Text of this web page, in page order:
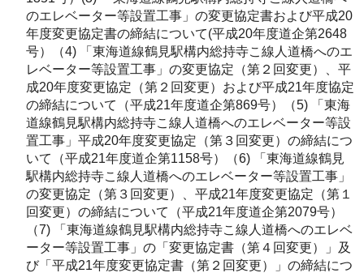
のエレベーター等設置工事」の変更協定書および平成20
年度変更協定書の締結について(平成20年度道企第2648
号）（4) 「東海道線鶴見駅構内総持寺こ線人道橋へのエ
レベーター等設置工事」の変更協定（第２回変更）、平
成20年度変更協定（第２回変更）および平成21年度協定
の締結について（平成21年度道企第869号）（5) 「東海
道線鶴見駅構内総持寺こ線人道橋へのエレベーター等設
置工事」平成20年度変更協定（第３回変更）の締結につ
いて（平成21年度道企第1158号）（6) 「東海道線鶴見
駅構内総持寺こ線人道橋へのエレベーター等設置工事」
の変更協定（第３回変更）、平成21年度変更協定（第１
回変更）の締結について（平成21年度道企第2079号）
（7) 「東海道線鶴見駅構内総持寺こ線人道橋へのエレベ
ーター等設置工事」の「変更協定書（第４回変更）」及
び「平成21年度変更協定書（第２回変更）」の締結につ